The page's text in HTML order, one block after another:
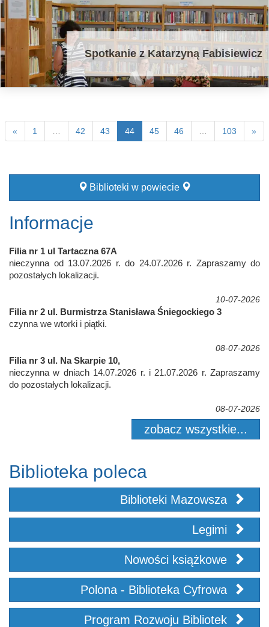
Spotkanie z Katarzyną Fabisiewicz
« 1 42 43 44 45 46 103 »
Biblioteki w powiecie
Informacje
Filia nr 1 ul Tartaczna 67A
nieczynna od 13.07.2026 r. do 24.07.2026 r. Zapraszamy do
pozostałych lokalizacji.
10-07-2026
Filia nr 2 ul. Burmistrza Stanisława Śniegockiego 3
czynna we wtorki i piątki.
08-07-2026
Filia nr 3 ul. Na Skarpie 10,
nieczynna w dniach 14.07.2026 r. i 21.07.2026 r. Zapraszamy
do pozostałych lokalizacji.
08-07-2026
zobacz wszystkie...
Biblioteka poleca
Biblioteki Mazowsza
Legimi
Nowości książkowe
Polona - Biblioteka Cyfrowa
Program Rozwoju Bibliotek